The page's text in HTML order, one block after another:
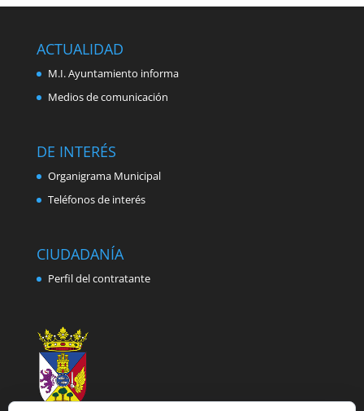
ACTUALIDAD
M.I. Ayuntamiento informa
Medios de comunicación
DE INTERÉS
Organigrama Municipal
Teléfonos de interés
CIUDADANÍA
Perfil del contratante